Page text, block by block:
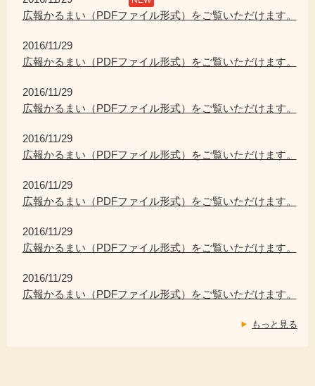
表
広報かるまい（PDFファイル形式）をご覧いただけます。
2016/11/29
広報かるまい（PDFファイル形式）をご覧いただけます。
2016/11/29
広報かるまい（PDFファイル形式）をご覧いただけます。
2016/11/29
広報かるまい（PDFファイル形式）をご覧いただけます。
2016/11/29
広報かるまい（PDFファイル形式）をご覧いただけます。
2016/11/29
広報かるまい（PDFファイル形式）をご覧いただけます。
2016/11/29
広報かるまい（PDFファイル形式）をご覧いただけます。
もっと見る